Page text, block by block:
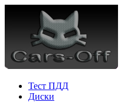
Тест ПДД
Диски